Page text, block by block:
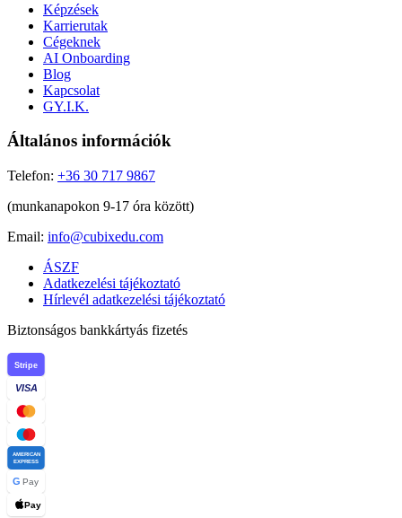
Képzések
Karrierutak
Cégeknek
AI Onboarding
Blog
Kapcsolat
GY.I.K.
Általános információk
Telefon: +36 30 717 9867
(munkanapokon 9-17 óra között)
Email: info@cubixedu.com
ÁSZF
Adatkezelési tájékoztató
Hírlevél adatkezelési tájékoztató
Biztonságos bankkártyás fizetés
Stripe
VISA
AMERICAN
EXPRESS
G Pay
Pay